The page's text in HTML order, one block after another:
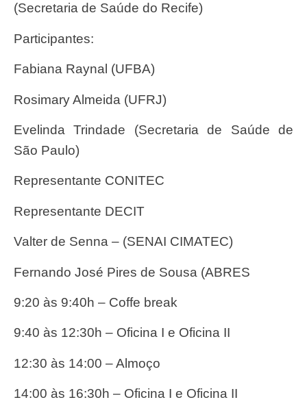
(Secretaria de Saúde do Recife)
Participantes:
Fabiana Raynal (UFBA)
Rosimary Almeida (UFRJ)
Evelinda Trindade (Secretaria de Saúde de
São Paulo)
Representante CONITEC
Representante DECIT
Valter de Senna – (SENAI CIMATEC)
Fernando José Pires de Sousa (ABRES
9:20 às 9:40h – Coffe break
9:40 às 12:30h – Oficina I e Oficina II
12:30 às 14:00 – Almoço
14:00 às 16:30h – Oficina I e Oficina II